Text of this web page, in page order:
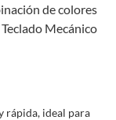
Productos de uso
electrodomésticos,
de colores
Mecánico
rápida, ideal para